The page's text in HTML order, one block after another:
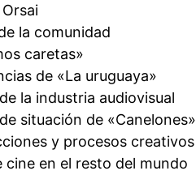
la comunidad
caretas»
de «La uruguaya»
la industria audiovisual
situación de «Canelones»
y procesos creativos
cine en el resto del mundo